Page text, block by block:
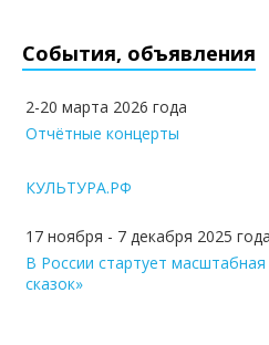
События, объявления
2-20 марта 2026 года
Отчётные концерты
КУЛЬТУРА.РФ
17 ноября - 7 декабря 2025 года
В России стартует
сказок»